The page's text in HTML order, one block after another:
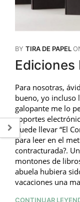
BY TIRA DE PAPEL
Ediciones
Para nosotras,
bueno, yo incluso
galopante me lo
soportes
puede llevar “El
para leer en el
contracturada?.
montones de
abuela hubiera
vacaciones una
CONTINUAR